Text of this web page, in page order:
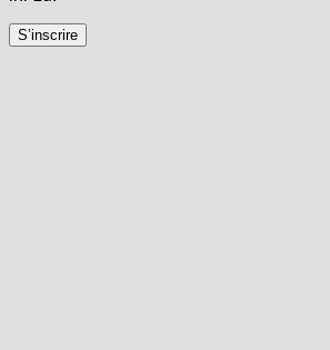
S’inscrire